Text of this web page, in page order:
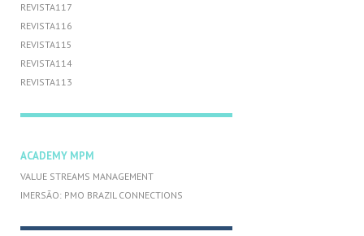
REVISTA117
REVISTA116
REVISTA115
REVISTA114
REVISTA113
ACADEMY MPM
VALUE STREAMS MANAGEMENT
IMERSÃO: PMO BRAZIL CONNECTIONS